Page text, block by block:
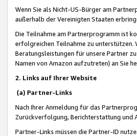
Wenn Sie als Nicht-US-Bürger am
außerhalb der Vereinigten Staaten
Die Teilnahme am Partnerprogramm ist
erfolgreichen Teilnahme zu
Beratungsleistungen für unsere Partner
Namen von Amazon aufzutreten) an Sie
2. Links auf Ihrer Website
(a) Partner-Links
Nach Ihrer Anmeldung für das
Zurückverfolgung, Berichterstattung und
Partner-Links müssen die Partner-ID